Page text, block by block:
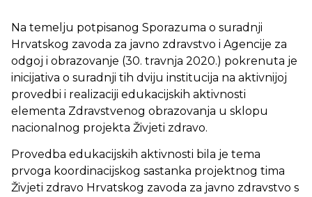
Na temelju potpisanog Sporazuma o suradnji
Hrvatskog zavoda za javno zdravstvo i Agencije za
odgoj i obrazovanje (30. travnja 2020.) pokrenuta je
inicijativa o suradnji tih dviju institucija na aktivnijoj
provedbi i realizaciji edukacijskih aktivnosti
elementa Zdravstvenog obrazovanja u sklopu
nacionalnog projekta Živjeti zdravo.
Provedba edukacijskih aktivnosti bila je tema
prvoga koordinacijskog sastanka projektnog tima
Živjeti zdravo Hrvatskog zavoda za javno zdravstvo s